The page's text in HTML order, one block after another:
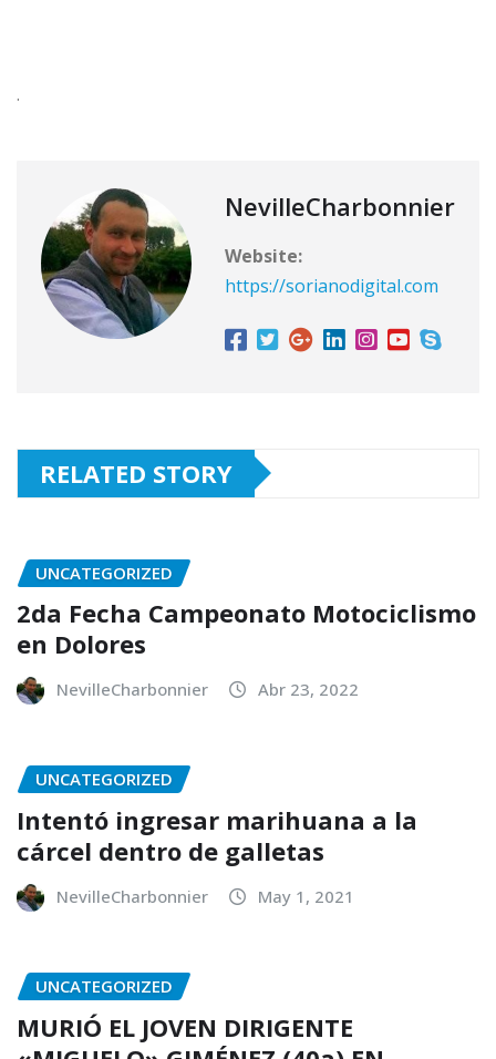
.
NevilleCharbonnier
Website:
https://sorianodigital.com
RELATED STORY
UNCATEGORIZED
2da Fecha Campeonato Motociclismo
en Dolores
NevilleCharbonnier Abr 23, 2022
UNCATEGORIZED
Intentó ingresar marihuana a la
cárcel dentro de galletas
NevilleCharbonnier May 1, 2021
UNCATEGORIZED
MURIÓ EL JOVEN DIRIGENTE